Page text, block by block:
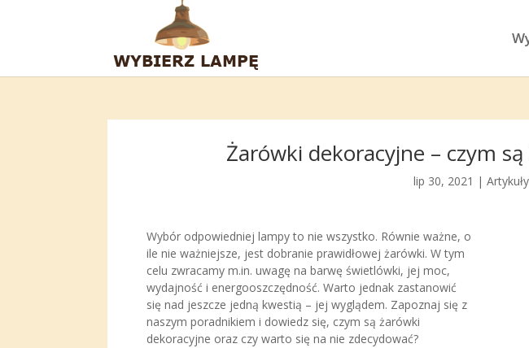
Żarówki dekoracyjne – czym
lip 30, 2021 |Artykuły
Wybór odpowiedniej lampy to nie wszystko. Równie ważne, o
ile nie ważniejsze, jest dobranie prawidłowej żarówki. W tym
celu zwracamy m.in. uwagę na barwę świetlówki, jej moc,
wydajność i energooszczędność. Warto jednak zastanowić
się nad jeszcze jedną kwestią – jej wyglądem. Zapoznaj się z
naszym poradnikiem i dowiedz się, czym są żarówki
dekoracyjne oraz czy warto się na nie zdecydować?